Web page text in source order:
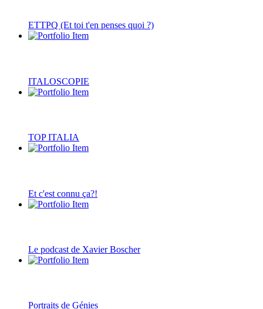
ETTPQ (Et toi t'en penses quoi ?)
ITALOSCOPIE
TOP ITALIA
Et c'est connu ça?!
Le podcast de Xavier Boscher
Portraits de Génies